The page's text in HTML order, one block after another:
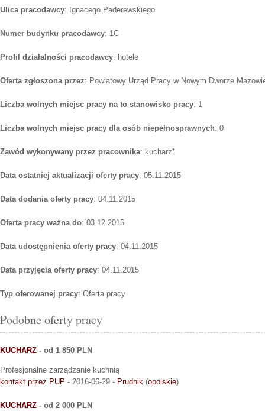
Ulica pracodawcy: Ignacego Paderewskiego
Numer budynku pracodawcy: 1C
Profil działalności pracodawcy: hotele
Oferta zgłoszona przez: Powiatowy Urząd Pracy w Nowym Dworze
Liczba wolnych miejsc pracy na to stanowisko pracy: 1
Liczba wolnych miejsc pracy dla osób niepełnosprawnych: 0
Zawód wykonywany przez pracownika: kucharz*
Data ostatniej aktualizacji oferty pracy: 05.11.2015
Data dodania oferty pracy: 04.11.2015
Oferta pracy ważna do: 03.12.2015
Data udostępnienia oferty pracy: 04.11.2015
Data przyjęcia oferty pracy: 04.11.2015
Typ oferowanej pracy: Oferta pracy
Podobne oferty pracy
KUCHARZ - od 1 850 PLN
Profesjonalne zarządzanie kuchnią
kontakt przez PUP - 2016-06-29 - Prudnik (opolskie)
KUCHARZ - od 2 000 PLN